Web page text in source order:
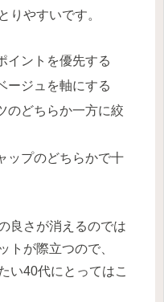
りやすいです。
イントを優先する
ージュを軸にする
のどちらか一方に絞
ップのどちらかで十
良さが消えるのでは
トが際立つので、
い40代にとってはこ